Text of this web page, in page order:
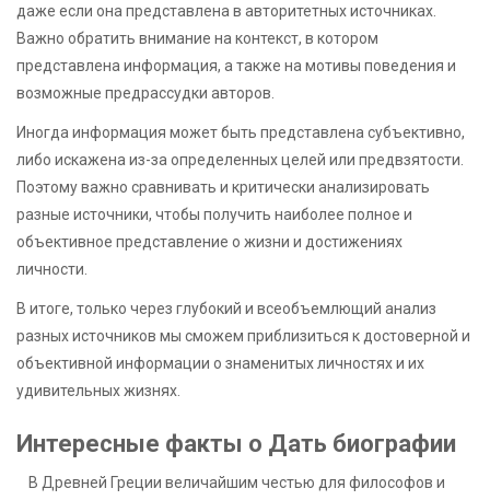
даже если она представлена в авторитетных источниках.
Важно обратить внимание на контекст, в котором
представлена информация, а также на мотивы поведения и
возможные предрассудки авторов.
Иногда информация может быть представлена субъективно,
либо искажена из-за определенных целей или предвзятости.
Поэтому важно сравнивать и критически анализировать
разные источники, чтобы получить наиболее полное и
объективное представление о жизни и достижениях
личности.
В итоге, только через глубокий и всеобъемлющий анализ
разных источников мы сможем приблизиться к достоверной и
объективной информации о знаменитых личностях и их
удивительных жизнях.
Интересные факты о Дать биографии
В Древней Греции величайшим честью для философов и